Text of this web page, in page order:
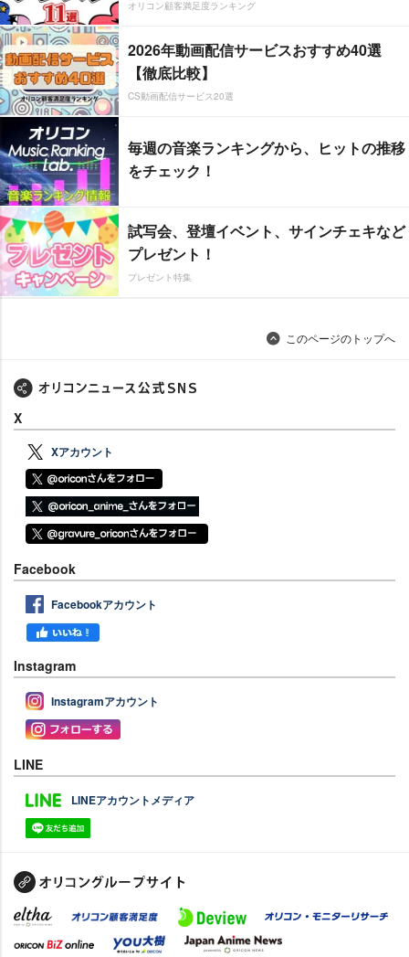
オリコン顧客満足度ランキング
2026年動画配信サービスおすすめ40選
【徹底比較】
CS動画配信サービス20選
毎週の音楽ランキングから、ヒットの推移
をチェック！
試写会、登壇イベント、サインチェキなど
プレゼント！
プレゼント特集
このページのトップへ
X
Xアカウント
Facebook
Facebookアカウント
Instagram
Instagramアカウント
LINE
LINEアカウントメディア